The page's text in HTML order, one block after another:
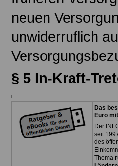
neuen
unwiderruflich
§ 5 In-Kraft-
Das
Euro
Der
seit
des
Thema